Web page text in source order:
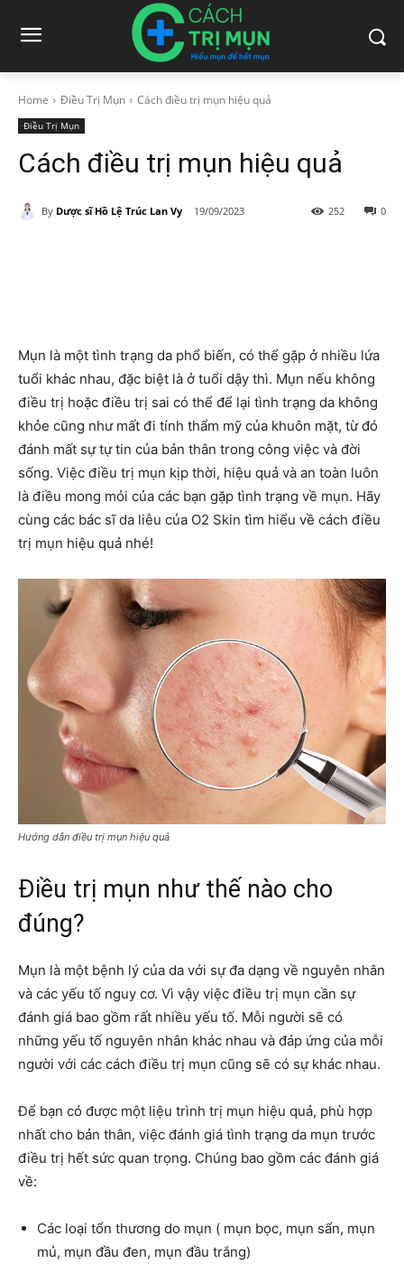
Home Điều Trị Mụn Cách điều trị mụn hiệu quả
Điều Trị Mụn
Cách điều trị mụn hiệu quả
By Dược sĩ Hồ Lệ Trúc Lan Vy 19/09/2023 0
252
Mụn là một tình trạng da phổ biến, có thể gặp ở nhiều lứa
tuổi khác nhau, đặc biệt là ở tuổi dậy thì. Mụn nếu không
điều trị hoặc điều trị sai có thể để lại tình trạng da không
khỏe cũng như mất đi tính thẩm mỹ của khuôn mặt, từ đó
đánh mất sự tự tin của bản thân trong công việc và đời
sống. Việc điều trị mụn kịp thời, hiệu quả và an toàn luôn
là điều mong mỏi của các bạn gặp tình trạng về mụn. Hãy
cùng các bác sĩ da liễu của O2 Skin tìm hiểu về cách điều
trị mụn hiệu quả nhé!
Hướng dẫn điều trị mụn hiệu quả
Điều trị mụn như thế nào cho
đúng?
Mụn là một bệnh lý của da với sự đa dạng về nguyên nhân
và các yếu tố nguy cơ. Vì vậy việc điều trị mụn cần sự
đánh giá bao gồm rất nhiều yếu tố. Mỗi người sẽ có
những yếu tố nguyên nhân khác nhau và đáp ứng của mỗi
người với các cách điều trị mụn cũng sẽ có sự khác nhau.
Để bạn có được một liệu trình trị mụn hiệu quả, phù hợp
nhất cho bản thân, việc đánh giá tình trạng da mụn trước
điều trị hết sức quan trọng. Chúng bao gồm các đánh giá
về:
Các loại tổn thương do mụn ( mụn bọc, mụn sẩn, mụn
mủ, mụn đầu đen, mụn đầu trắng)